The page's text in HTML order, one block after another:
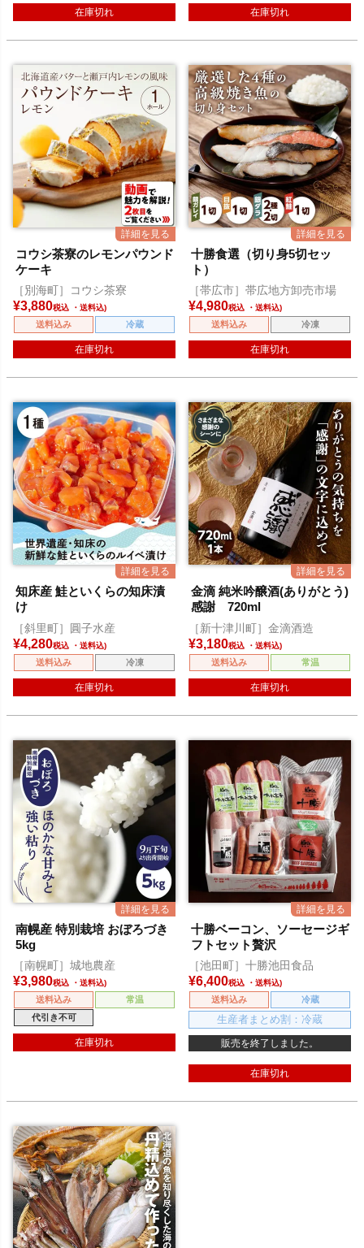
在庫切れ 在庫切れ
コウシ茶寮のレモンパウンド
ケーキ
［別海町］コウシ茶寮
¥3,880税込
送料込み 冷蔵
在庫切れ
十勝食選（切り身5切セッ
ト）
［帯広市］帯広地方卸売市場
¥4,980税込
送料込み 冷凍
在庫切れ
知床産 鮭といくらの知床漬
け
［斜里町］圓子水産
¥4,280税込
送料込み 冷凍
在庫切れ
金滴 純米吟醸酒(ありがとう)
感謝 720ml
［新十津川町］金滴酒造
¥3,180税込
送料込み 常温
在庫切れ
南幌産 特別栽培 おぼろづき
5kg
［南幌町］城地農産
¥3,980税込
送料込み
常温
代引き不可
在庫切れ
十勝ベーコン、ソーセージギ
フトセット贅沢
［池田町］十勝池田食品
¥6,400税込
送料込み 冷蔵
生産者まとめ割：冷蔵
販売を終了しました。
在庫切れ